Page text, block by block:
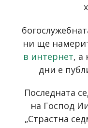
ни ще
в интернет, а
дни е
Последната
на Господ
„Страстна